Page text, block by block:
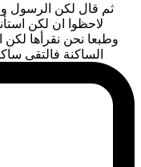
ثم قال لكن الرسول
لاحظوا ان لكن
وطبعا نحن نقرأها لكن
الساكنة فالتقى